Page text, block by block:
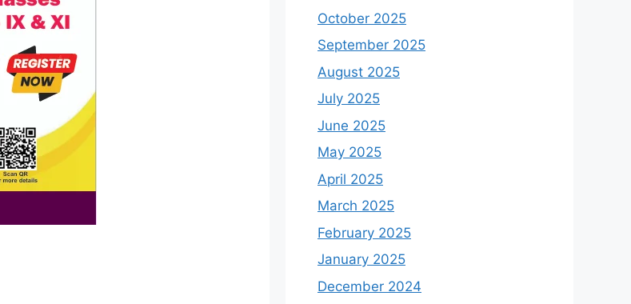
October 2025
September 2025
August 2025
July 2025
June 2025
May 2025
April 2025
March 2025
February 2025
January 2025
December 2024